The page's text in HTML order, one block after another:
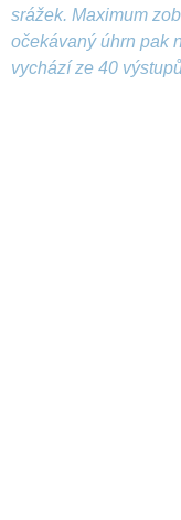
srážek. Maximum
očekávaný úhrn pak
vychází ze 40